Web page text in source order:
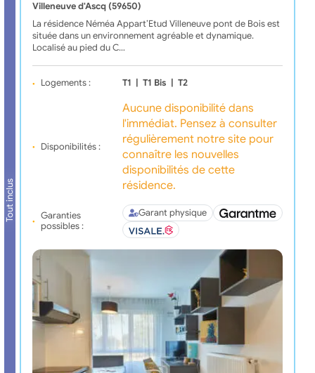
Tout inclus
Villeneuve d'Ascq (59650)
La résidence Néméa Appart’Etud Villeneuve pont de Bois est
située dans un environnement agréable et dynamique.
Localisé au pied du C…
Logements : T1 T1 Bis T2
Disponibilités :
Aucune disponibilité dans
l'immédiat. Pensez à consulter
régulièrement notre site pour
connaître les nouvelles
disponibilités de cette
résidence.
Garanties
possibles :
Garant physique